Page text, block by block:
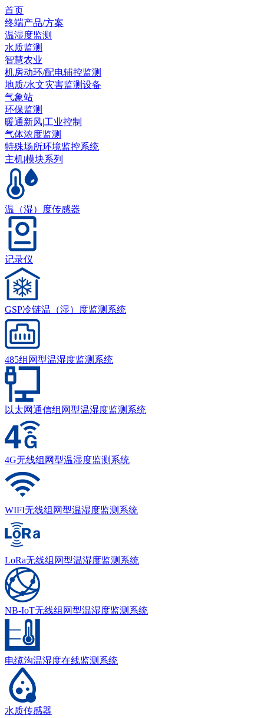
首页
终端产品/方案
温湿度监测
水质监测
智慧农业
机房动环/配电辅控监测
地质/水文灾害监测设备
气象站
环保监测
暖通新风|工业控制
气体浓度监测
特殊场所环境监控系统
主机|模块系列
温（湿）度传感器
记录仪
GSP冷链温（湿）度监测系统
485组网型温湿度监测系统
以太网通信组网型温湿度监测系统
4G无线组网型温湿度监测系统
WIFI无线组网型温湿度监测系统
LoRa无线组网型温湿度监测系统
NB-IoT无线组网型温湿度监测系统
电缆沟温湿度在线监测系统
水质传感器